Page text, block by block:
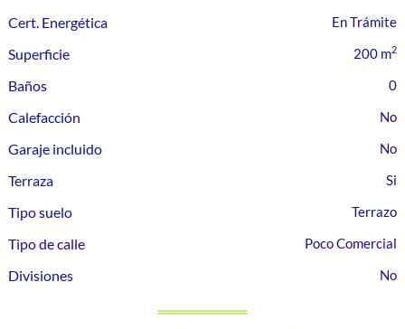
Cert. Energética En Trámite
Superficie 200 m2
Baños 0
Calefacción
Garaje incluido
Terraza
Tipo suelo
Terrazo
Tipo de calle Poco Comercial
Divisiones